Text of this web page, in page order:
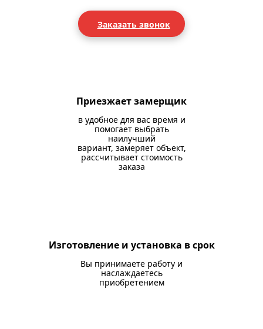
Заказать звонок
Приезжает замерщик
в удобное для вас время и
помогает выбрать
наилучший
вариант, замеряет объект,
рассчитывает стоимость
заказа
Изготовление и установка в срок
Вы принимаете работу и
наслаждаетесь
приобретением